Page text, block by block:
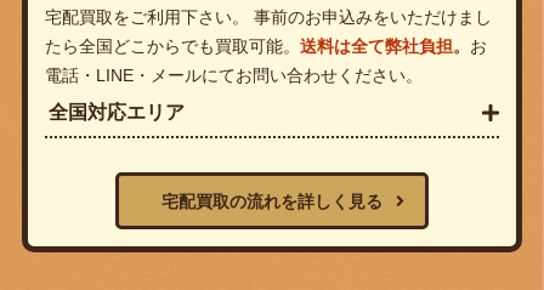
宅配買取をご利用下さい。 事前のお申込みをいただけまし
たら全国どこからでも買取可能。 送料は全て弊社負担。 お
電話・LINE・メールにてお問い合わせください。
全国対応エリア
宅配買取の流れを詳しく見る